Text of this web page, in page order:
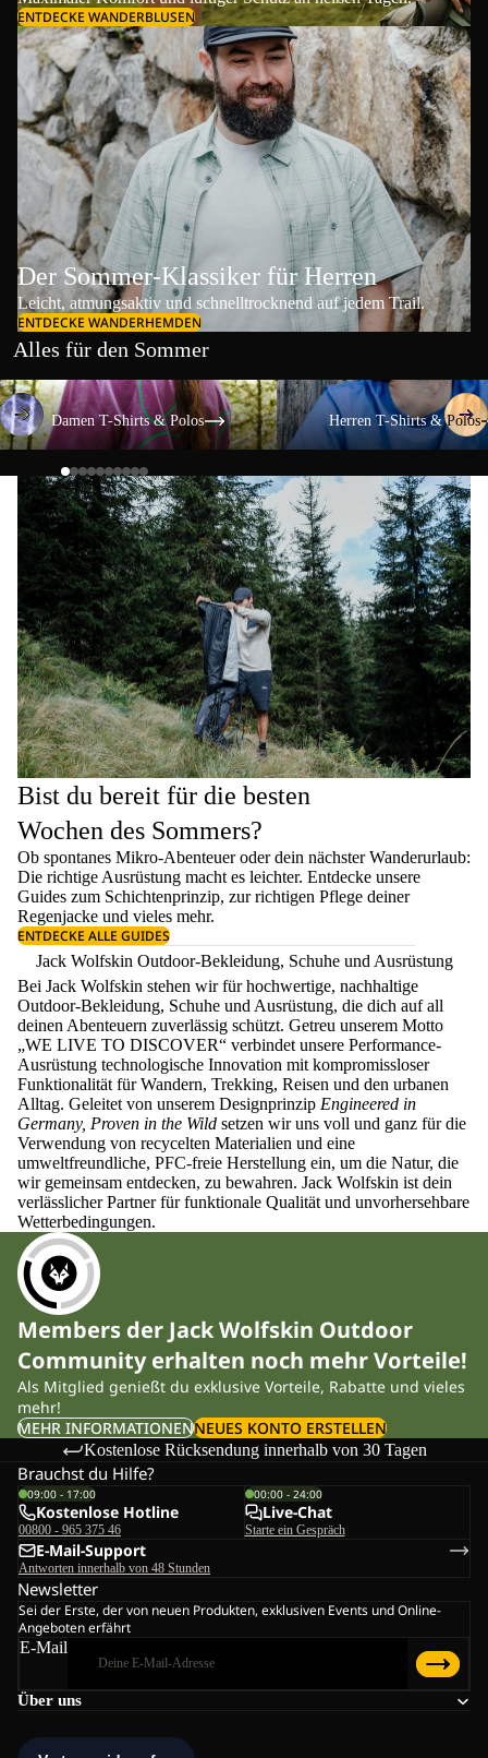
ENTDECKE WANDERBLUSEN
Der Sommer-Klassiker für Herren
Leicht, atmungsaktiv und schnelltrocknend auf jedem Trail.
ENTDECKE WANDERHEMDEN
Alles für den Sommer
Damen T-Shirts & Polos
Damen T-Shirts & Polos
Herren T-Shirts & Polos
Herren T-Shirts & Polos
Bist du bereit für die besten
Wochen des Sommers?
Ob spontanes Mikro-Abenteuer oder dein nächster Wanderurlaub:
Die richtige Ausrüstung macht es leichter. Entdecke unsere
Guides zum Schichtenprinzip, zur richtigen Pflege deiner
Regenjacke und vieles mehr.
ENTDECKE ALLE GUIDES
Jack Wolfskin Outdoor-Bekleidung, Schuhe und Ausrüstung
Bei Jack Wolfskin stehen wir für hochwertige, nachhaltige
Outdoor-Bekleidung, Schuhe und Ausrüstung, die dich auf all
deinen Abenteuern zuverlässig schützt. Getreu unserem Motto
„WE LIVE TO DISCOVER“ verbindet unsere Performance-
Ausrüstung technologische Innovation mit kompromissloser
Funktionalität für Wandern, Trekking, Reisen und den urbanen
Alltag. Geleitet von unserem Designprinzip Engineered in
Germany, Proven in the Wild setzen wir uns voll und ganz für die
Verwendung von recycelten Materialien und eine
umweltfreundliche, PFC-freie Herstellung ein, um die Natur, die
wir gemeinsam entdecken, zu bewahren. Jack Wolfskin ist dein
verlässlicher Partner für funktionale Qualität und unvorhersehbare
Wetterbedingungen.
Members der Jack Wolfskin Outdoor
Community erhalten noch mehr Vorteile!
Als Mitglied genießt du exklusive Vorteile, Rabatte und vieles
mehr!
MEHR INFORMATIONENNEUES KONTO ERSTELLEN
Kostenlose Rücksendung innerhalb von 30 Tagen
Über uns
Brauchst du Hilfe?
09:00 - 17:00
Kostenlose Hotline
00800 - 965 375 46
00:00 - 24:00
Live-Chat
Starte ein Gespräch
E-Mail-Support
Antworten innerhalb von 48 Stunden
Newsletter
Sei der Erste, der von neuen Produkten, exklusiven Events und Online-
Angeboten erfährt
E-Mail